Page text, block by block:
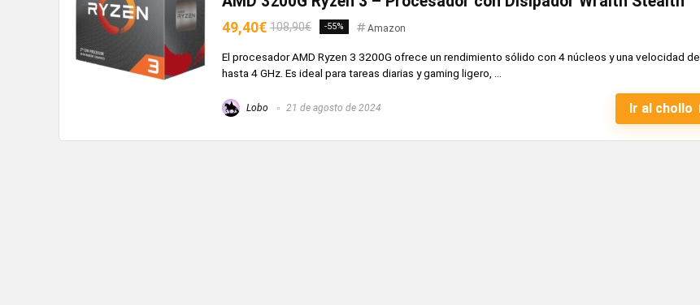
49,40€ 108,90€ -55% Amazon
El procesador AMD Ryzen 3 3200G ofrece un rendimiento sólido con 4 núcleos y una velocidad de
hasta 4 GHz. Es ideal para tareas diarias y gaming ligero, ...
Lobo 21 de agosto de 2024 Ir al chollo